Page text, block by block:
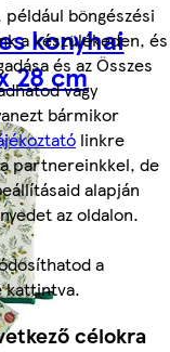
böngészési
a készülékeden, és
és az Összes
vagy
bármikor
linkre
partnereinkkel, de
alapján
az oldalon.
a
kattintva.
célokra
konyhai
28 cm